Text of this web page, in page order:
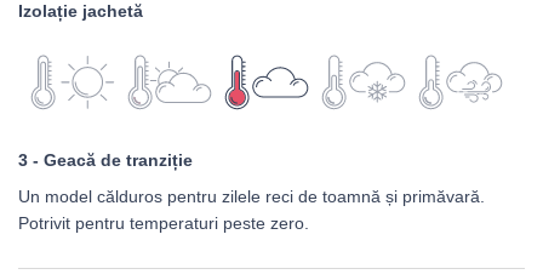
Izolație jachetă
3 - Geacă de tranziție
Un model călduros pentru zilele reci de toamnă și primăvară.
Potrivit pentru temperaturi peste zero.